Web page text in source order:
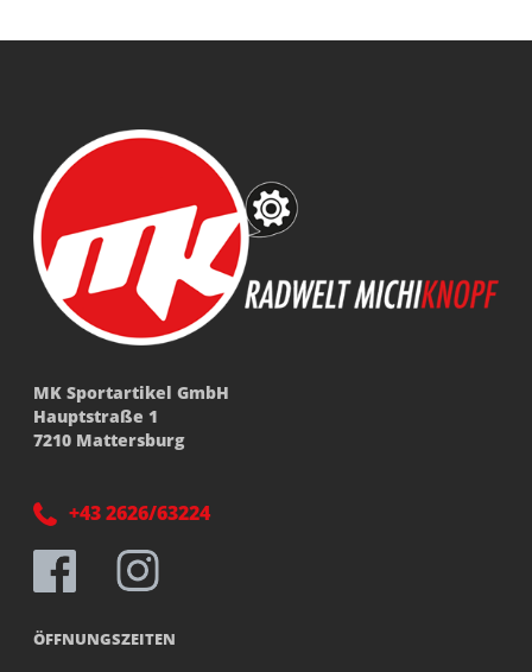
MK Sportartikel GmbH
Hauptstraße 1
7210 Mattersburg
+43 2626/63224
ÖFFNUNGSZEITEN